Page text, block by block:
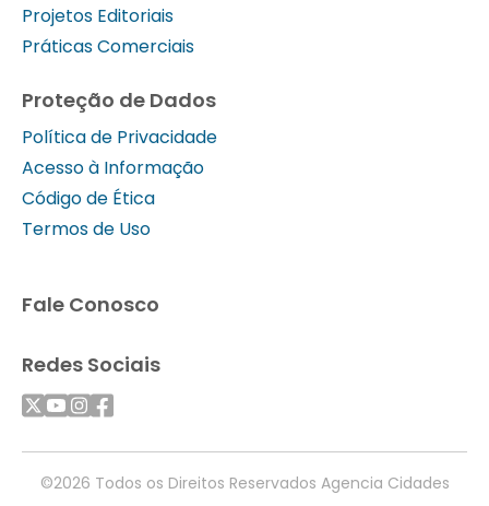
Projetos Editoriais
Práticas Comerciais
Proteção de Dados
Política de Privacidade
Acesso à Informação
Código de Ética
Termos de Uso
Fale Conosco
Redes Sociais
©2026 Todos os Direitos Reservados Agencia Cidades